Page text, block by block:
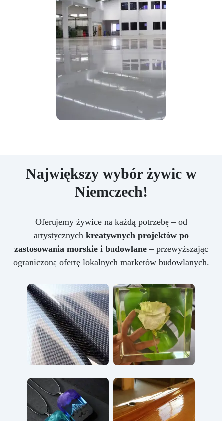
Największy wybór żywic w
Niemczech!
Oferujemy żywice na każdą potrzebę – od
artystycznych kreatywnych projektów po
zastosowania morskie i budowlane– przewyższając
ograniczoną ofertę lokalnych marketów budowlanych.